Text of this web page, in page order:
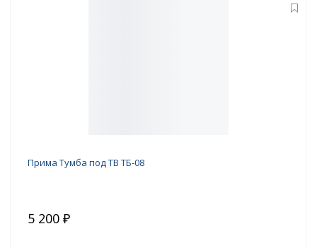
Прима Тумба под ТВ ТБ-08
5 200 ₽